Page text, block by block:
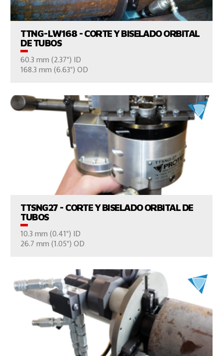
TTNG-LW168 - CORTE Y BISELADO ORBITAL
DE TUBOS
60.3 mm (2.37") ID
168.3 mm (6.63") OD
TTSNG27 - CORTE Y BISELADO ORBITAL DE
TUBOS
10.3 mm (0.41") ID
26.7 mm (1.05") OD
VER EL PRODUCTO
VER EL PRODUCTO